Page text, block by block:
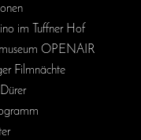
im Tuffner Hof
OPENAIR
Filmnächte